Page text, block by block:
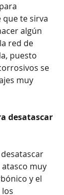
que te sirva
algún
red de
puesto
se
muy
desatascar
muy
y el